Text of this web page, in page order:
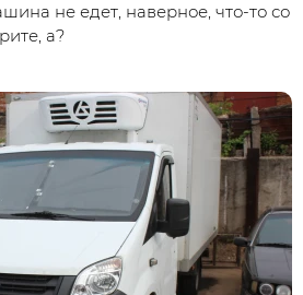
не едет, наверное, что-то со
а?